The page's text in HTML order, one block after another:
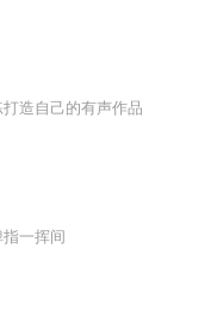
造自己的有声作品
一挥间